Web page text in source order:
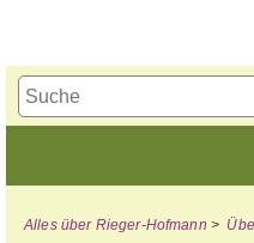
Alles über Rieger-Hofmann >